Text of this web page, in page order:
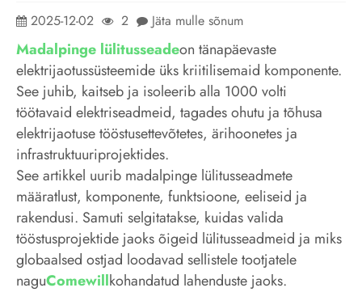
2025-12-02 2 Jäta mulle sõnum
Madalpinge lülitusseadeon tänapäevaste
elektrijaotussüsteemide üks kriitilisemaid komponente.
See juhib, kaitseb ja isoleerib alla 1000 volti
töötavaid elektriseadmeid, tagades ohutu ja tõhusa
elektrijaotuse tööstusettevõtetes, ärihoonetes ja
infrastruktuuriprojektides.
See artikkel uurib madalpinge lülitusseadmete
määratlust, komponente, funktsioone, eeliseid ja
rakendusi. Samuti selgitatakse, kuidas valida
tööstusprojektide jaoks õigeid lülitusseadmeid ja miks
globaalsed ostjad loodavad sellistele tootjatele
naguComewillkohandatud lahenduste jaoks.